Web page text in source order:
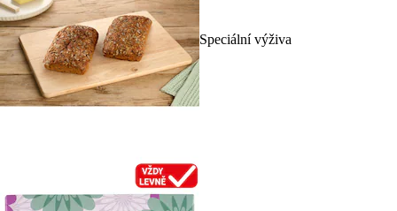
Speciální výživa